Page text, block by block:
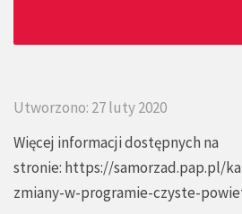
Utworzono: 27 luty 2020
Więcej informacji dostępnych na
stronie: https://samorzad.pap.pl/
zmiany-w-programie-czyste-